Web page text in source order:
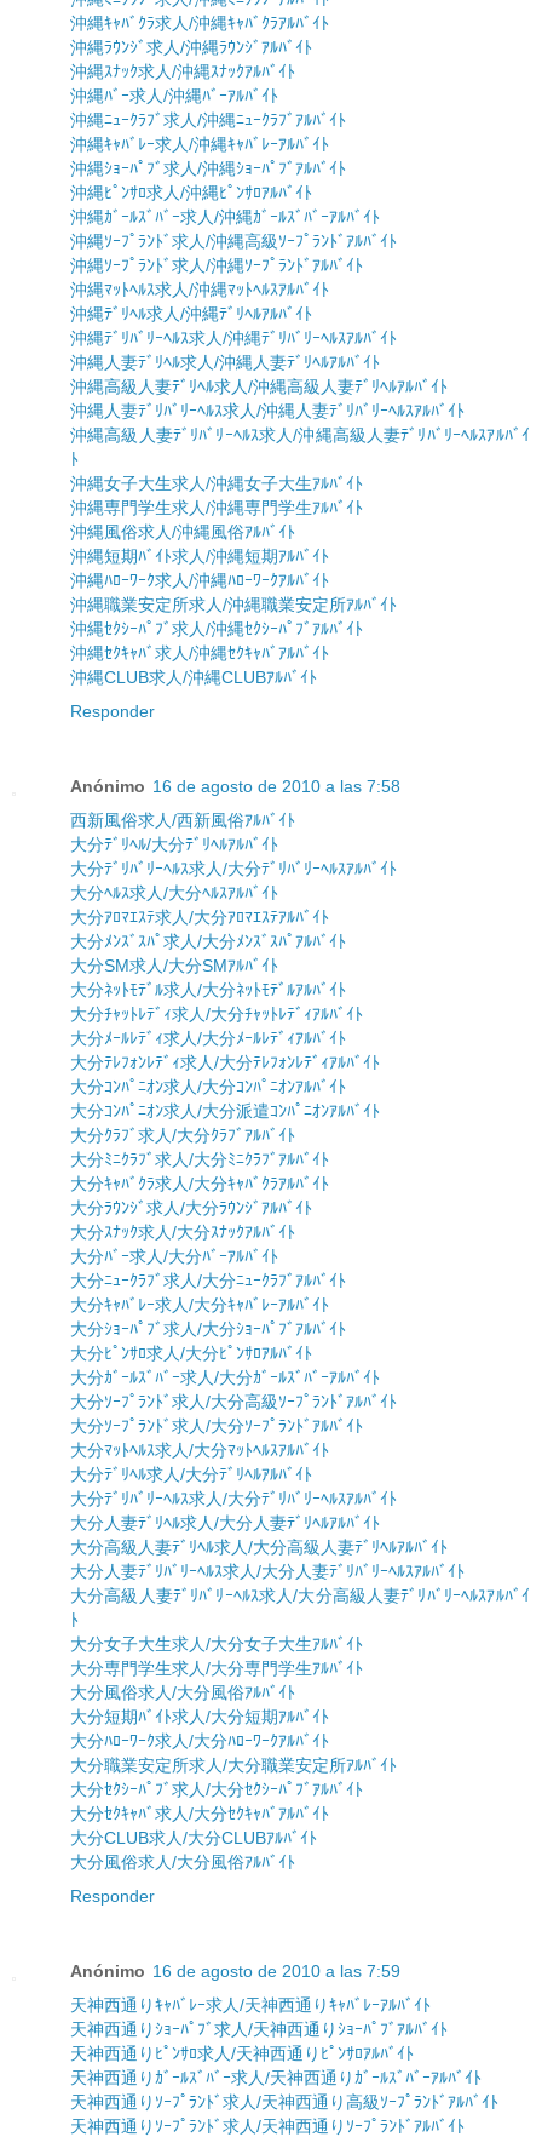
沖縄ｷｬﾊﾞｸﾗ求人/沖縄ｷｬﾊﾞｸﾗｱﾙﾊﾞｲﾄ
沖縄ﾗｳﾝｼﾞ求人/沖縄ﾗｳﾝｼﾞｱﾙﾊﾞｲﾄ
沖縄ｽﾅｯｸ求人/沖縄ｽﾅｯｸｱﾙﾊﾞｲﾄ
沖縄ﾊﾞｰ求人/沖縄ﾊﾞｰｱﾙﾊﾞｲﾄ
沖縄ﾆｭｰｸﾗﾌﾞ求人/沖縄ﾆｭｰｸﾗﾌﾞｱﾙﾊﾞｲﾄ
沖縄ｷｬﾊﾞﾚｰ求人/沖縄ｷｬﾊﾞﾚｰｱﾙﾊﾞｲﾄ
沖縄ｼｮｰﾊﾟﾌﾞ求人/沖縄ｼｮｰﾊﾟﾌﾞｱﾙﾊﾞｲﾄ
沖縄ﾋﾟﾝｻﾛ求人/沖縄ﾋﾟﾝｻﾛｱﾙﾊﾞｲﾄ
沖縄ｶﾞｰﾙｽﾞﾊﾞｰ求人/沖縄ｶﾞｰﾙｽﾞﾊﾞｰｱﾙﾊﾞｲﾄ
沖縄ｿｰﾌﾟﾗﾝﾄﾞ求人/沖縄高級ｿｰﾌﾟﾗﾝﾄﾞｱﾙﾊﾞｲﾄ
沖縄ｿｰﾌﾟﾗﾝﾄﾞ求人/沖縄ｿｰﾌﾟﾗﾝﾄﾞｱﾙﾊﾞｲﾄ
沖縄ﾏｯﾄﾍﾙｽ求人/沖縄ﾏｯﾄﾍﾙｽｱﾙﾊﾞｲﾄ
沖縄ﾃﾞﾘﾍﾙ求人/沖縄ﾃﾞﾘﾍﾙｱﾙﾊﾞｲﾄ
沖縄ﾃﾞﾘﾊﾞﾘｰﾍﾙｽ求人/沖縄ﾃﾞﾘﾊﾞﾘｰﾍﾙｽｱﾙﾊﾞｲﾄ
沖縄人妻ﾃﾞﾘﾍﾙ求人/沖縄人妻ﾃﾞﾘﾍﾙｱﾙﾊﾞｲﾄ
沖縄高級人妻ﾃﾞﾘﾍﾙ求人/沖縄高級人妻ﾃﾞﾘﾍﾙｱﾙﾊﾞｲﾄ
沖縄人妻ﾃﾞﾘﾊﾞﾘｰﾍﾙｽ求人/沖縄人妻ﾃﾞﾘﾊﾞﾘｰﾍﾙｽｱﾙﾊﾞｲﾄ
沖縄高級人妻ﾃﾞﾘﾊﾞﾘｰﾍﾙｽ求人/沖縄高級人妻ﾃﾞﾘﾊﾞﾘｰﾍﾙｽｱﾙﾊﾞｲ
ﾄ
沖縄女子大生求人/沖縄女子大生ｱﾙﾊﾞｲﾄ
沖縄専門学生求人/沖縄専門学生ｱﾙﾊﾞｲﾄ
沖縄風俗求人/沖縄風俗ｱﾙﾊﾞｲﾄ
沖縄短期ﾊﾞｲﾄ求人/沖縄短期ｱﾙﾊﾞｲﾄ
沖縄ﾊﾛｰﾜｰｸ求人/沖縄ﾊﾛｰﾜｰｸｱﾙﾊﾞｲﾄ
沖縄職業安定所求人/沖縄職業安定所ｱﾙﾊﾞｲﾄ
沖縄ｾｸｼｰﾊﾟﾌﾞ求人/沖縄ｾｸｼｰﾊﾟﾌﾞｱﾙﾊﾞｲﾄ
沖縄ｾｸｷｬﾊﾞ求人/沖縄ｾｸｷｬﾊﾞｱﾙﾊﾞｲﾄ
沖縄CLUB求人/沖縄CLUBｱﾙﾊﾞｲﾄ
Responder
Anónimo 16 de agosto de 2010 a las 7:58
西新風俗求人/西新風俗ｱﾙﾊﾞｲﾄ
大分ﾃﾞﾘﾍﾙ/大分ﾃﾞﾘﾍﾙｱﾙﾊﾞｲﾄ
大分ﾃﾞﾘﾊﾞﾘｰﾍﾙｽ求人/大分ﾃﾞﾘﾊﾞﾘｰﾍﾙｽｱﾙﾊﾞｲﾄ
大分ﾍﾙｽ求人/大分ﾍﾙｽｱﾙﾊﾞｲﾄ
大分ｱﾛﾏｴｽﾃ求人/大分ｱﾛﾏｴｽﾃｱﾙﾊﾞｲﾄ
大分ﾒﾝｽﾞｽﾊﾟ求人/大分ﾒﾝｽﾞｽﾊﾟｱﾙﾊﾞｲﾄ
大分SM求人/大分SMｱﾙﾊﾞｲﾄ
大分ﾈｯﾄﾓﾃﾞﾙ求人/大分ﾈｯﾄﾓﾃﾞﾙｱﾙﾊﾞｲﾄ
大分ﾁｬｯﾄﾚﾃﾞｨ求人/大分ﾁｬｯﾄﾚﾃﾞｨｱﾙﾊﾞｲﾄ
大分ﾒｰﾙﾚﾃﾞｨ求人/大分ﾒｰﾙﾚﾃﾞｨｱﾙﾊﾞｲﾄ
大分ﾃﾚﾌｫﾝﾚﾃﾞｨ求人/大分ﾃﾚﾌｫﾝﾚﾃﾞｨｱﾙﾊﾞｲﾄ
大分ｺﾝﾊﾟﾆｵﾝ求人/大分ｺﾝﾊﾟﾆｵﾝｱﾙﾊﾞｲﾄ
大分ｺﾝﾊﾟﾆｵﾝ求人/大分派遣ｺﾝﾊﾟﾆｵﾝｱﾙﾊﾞｲﾄ
大分ｸﾗﾌﾞ求人/大分ｸﾗﾌﾞｱﾙﾊﾞｲﾄ
大分ﾐﾆｸﾗﾌﾞ求人/大分ﾐﾆｸﾗﾌﾞｱﾙﾊﾞｲﾄ
大分ｷｬﾊﾞｸﾗ求人/大分ｷｬﾊﾞｸﾗｱﾙﾊﾞｲﾄ
大分ﾗｳﾝｼﾞ求人/大分ﾗｳﾝｼﾞｱﾙﾊﾞｲﾄ
大分ｽﾅｯｸ求人/大分ｽﾅｯｸｱﾙﾊﾞｲﾄ
大分ﾊﾞｰ求人/大分ﾊﾞｰｱﾙﾊﾞｲﾄ
大分ﾆｭｰｸﾗﾌﾞ求人/大分ﾆｭｰｸﾗﾌﾞｱﾙﾊﾞｲﾄ
大分ｷｬﾊﾞﾚｰ求人/大分ｷｬﾊﾞﾚｰｱﾙﾊﾞｲﾄ
大分ｼｮｰﾊﾟﾌﾞ求人/大分ｼｮｰﾊﾟﾌﾞｱﾙﾊﾞｲﾄ
大分ﾋﾟﾝｻﾛ求人/大分ﾋﾟﾝｻﾛｱﾙﾊﾞｲﾄ
大分ｶﾞｰﾙｽﾞﾊﾞｰ求人/大分ｶﾞｰﾙｽﾞﾊﾞｰｱﾙﾊﾞｲﾄ
大分ｿｰﾌﾟﾗﾝﾄﾞ求人/大分高級ｿｰﾌﾟﾗﾝﾄﾞｱﾙﾊﾞｲﾄ
大分ｿｰﾌﾟﾗﾝﾄﾞ求人/大分ｿｰﾌﾟﾗﾝﾄﾞｱﾙﾊﾞｲﾄ
大分ﾏｯﾄﾍﾙｽ求人/大分ﾏｯﾄﾍﾙｽｱﾙﾊﾞｲﾄ
大分ﾃﾞﾘﾍﾙ求人/大分ﾃﾞﾘﾍﾙｱﾙﾊﾞｲﾄ
大分ﾃﾞﾘﾊﾞﾘｰﾍﾙｽ求人/大分ﾃﾞﾘﾊﾞﾘｰﾍﾙｽｱﾙﾊﾞｲﾄ
大分人妻ﾃﾞﾘﾍﾙ求人/大分人妻ﾃﾞﾘﾍﾙｱﾙﾊﾞｲﾄ
大分高級人妻ﾃﾞﾘﾍﾙ求人/大分高級人妻ﾃﾞﾘﾍﾙｱﾙﾊﾞｲﾄ
大分人妻ﾃﾞﾘﾊﾞﾘｰﾍﾙｽ求人/大分人妻ﾃﾞﾘﾊﾞﾘｰﾍﾙｽｱﾙﾊﾞｲﾄ
大分高級人妻ﾃﾞﾘﾊﾞﾘｰﾍﾙｽ求人/大分高級人妻ﾃﾞﾘﾊﾞﾘｰﾍﾙｽｱﾙﾊﾞｲ
ﾄ
大分女子大生求人/大分女子大生ｱﾙﾊﾞｲﾄ
大分専門学生求人/大分専門学生ｱﾙﾊﾞｲﾄ
大分風俗求人/大分風俗ｱﾙﾊﾞｲﾄ
大分短期ﾊﾞｲﾄ求人/大分短期ｱﾙﾊﾞｲﾄ
大分ﾊﾛｰﾜｰｸ求人/大分ﾊﾛｰﾜｰｸｱﾙﾊﾞｲﾄ
大分職業安定所求人/大分職業安定所ｱﾙﾊﾞｲﾄ
大分ｾｸｼｰﾊﾟﾌﾞ求人/大分ｾｸｼｰﾊﾟﾌﾞｱﾙﾊﾞｲﾄ
大分ｾｸｷｬﾊﾞ求人/大分ｾｸｷｬﾊﾞｱﾙﾊﾞｲﾄ
大分CLUB求人/大分CLUBｱﾙﾊﾞｲﾄ
大分風俗求人/大分風俗ｱﾙﾊﾞｲﾄ
Responder
Anónimo 16 de agosto de 2010 a las 7:59
天神西通りｷｬﾊﾞﾚｰ求人/天神西通りｷｬﾊﾞﾚｰｱﾙﾊﾞｲﾄ
天神西通りｼｮｰﾊﾟﾌﾞ求人/天神西通りｼｮｰﾊﾟﾌﾞｱﾙﾊﾞｲﾄ
天神西通りﾋﾟﾝｻﾛ求人/天神西通りﾋﾟﾝｻﾛｱﾙﾊﾞｲﾄ
天神西通りｶﾞｰﾙｽﾞﾊﾞｰ求人/天神西通りｶﾞｰﾙｽﾞﾊﾞｰｱﾙﾊﾞｲﾄ
天神西通りｿｰﾌﾟﾗﾝﾄﾞ求人/天神西通り高級ｿｰﾌﾟﾗﾝﾄﾞｱﾙﾊﾞｲﾄ
天神西通りｿｰﾌﾟﾗﾝﾄﾞ求人/天神西通りｿｰﾌﾟﾗﾝﾄﾞｱﾙﾊﾞｲﾄ